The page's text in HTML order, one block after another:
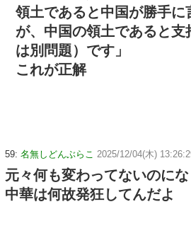
領土であると中国が勝手に
が、中国の領土であると支
は別問題）です」
これが正解
59: 名無しどんぶらこ 2025/12/04(木)
元々何も変わってないのにな
中華は何故発狂してんだよ